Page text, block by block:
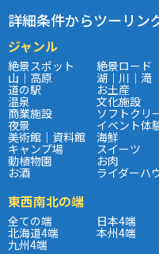
詳細条件からツーリン
ジャンル
絶景スポット 絶景ロード
山｜高原 湖｜川｜滝
道の駅 お土産
温泉 文化施設
商業施設 ソフトクリ
夜景 イベント体
美術館｜資料館 海鮮
キャンプ場 スイーツ
動植物園 お肉
お酒 ライダーハ
東西南北の端
全ての端 日本4端
北海道4端 本州4端
九州4端